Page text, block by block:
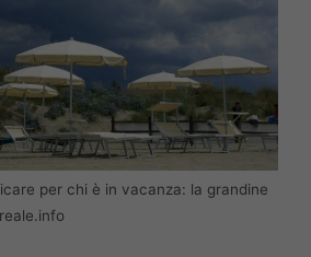
per chi è in vacanza: la grandine